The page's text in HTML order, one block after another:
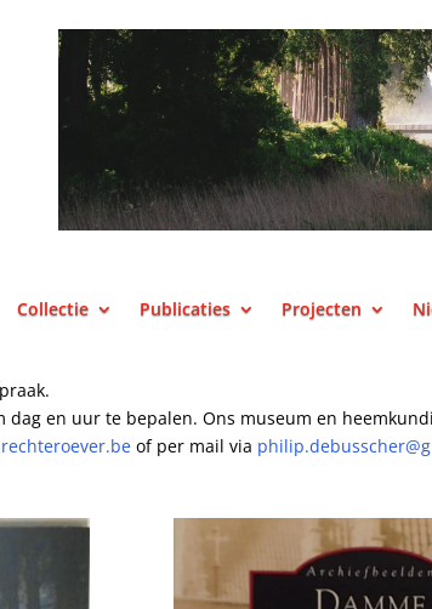
Collectie Publicaties Projecten
dag en uur te bepalen. Ons museum en
of per mail via